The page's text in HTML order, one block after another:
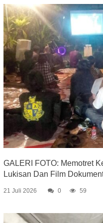
GALERI FOTO: Memotret
Lukisan Dan Film
21 Juli 2026 0 59